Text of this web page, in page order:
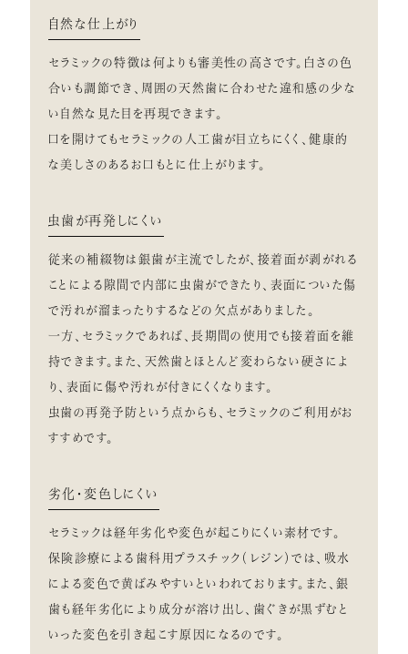
自然な仕上がり
セラミックの特徴は何よりも審美性の高さです。白さの色
合いも調節でき、周囲の天然歯に合わせた違和感の少な
い自然な見た目を再現できます。
口を開けてもセラミックの人工歯が目立ちにくく、健康的
な美しさのあるお口もとに仕上がります。
虫歯が再発しにくい
従来の補綴物は銀歯が主流でしたが、接着面が剥がれる
ことによる隙間で内部に虫歯ができたり、表面についた傷
で汚れが溜まったりするなどの欠点がありました。
一方、セラミックであれば、長期間の使用でも接着面を維
持できます。また、天然歯とほとんど変わらない硬さによ
り、表面に傷や汚れが付きにくくなります。
虫歯の再発予防という点からも、セラミックのご利用がお
すすめです。
劣化・変色しにくい
セラミックは経年劣化や変色が起こりにくい素材です。
保険診療による歯科用プラスチック（レジン）では、吸水
による変色で黄ばみやすいといわれております。また、銀
歯も経年劣化により成分が溶け出し、歯ぐきが黒ずむと
いった変色を引き起こす原因になるのです。